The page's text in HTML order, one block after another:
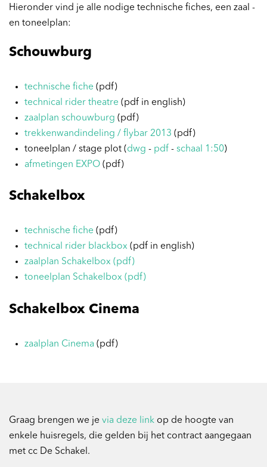
Hieronder vind je alle nodige technische fiches, een zaal -
en toneelplan:
Schouwburg
technische fiche (pdf)
technical rider theatre(pdf in english)
zaalplan schouwburg (pdf)
trekkenwandindeling / flybar 2013 (pdf)
toneelplan / stage plot (dwg - pdf -schaal 1:50)
afmetingen EXPO (pdf)
Schakelbox
technische fiche(pdf)
technical rider blackbox (pdf in english)
zaalplan Schakelbox (pdf)
toneelplan Schakelbox (pdf)
Schakelbox Cinema
zaalplan Cinema (pdf)
Graag brengen we je via deze link op de hoogte van
enkele huisregels, die gelden bij het contract aangegaan
met cc De Schakel.